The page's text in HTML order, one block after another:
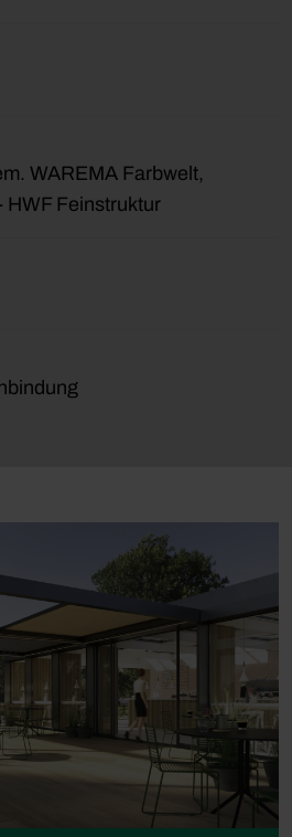
WAREMA Farbwelt,
HWF Feinstruktur